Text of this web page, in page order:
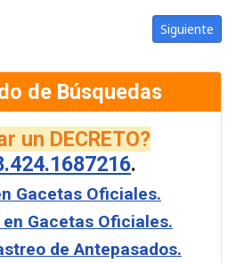
de Venezuela #24661 del
Artículo
Siguiente
de Búsquedas
un DECRETO?
.
Gacetas Oficiales.
Gacetas Oficiales.
de Antepasados.